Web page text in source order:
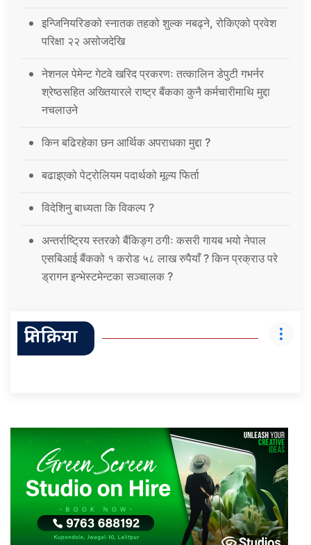
इन्जिनियरिङको स्नातक तहको शुल्क नबढ्ने, रोकिएको प्रवेश
परिक्षा २२ असोजदेखि
नेशनल पेमेन्ट गेटवे खरिद प्रकरणः तत्कालिन डेपुटी गभर्नर
श्रेष्ठसहित अख्तियारले राष्ट्र बैंकका कुनै कर्मचारीमाथि मुद्दा
नचलाउने
किन बढिरहेका छन आर्थिक अपराधका मुद्दा ?
बढाइएको पेट्रोलियम पदार्थको मूल्य फिर्ता
विदेशिनु बाध्यता कि विकल्प ?
अन्तर्राष्ट्रिय स्तरको बैंकिङ्ग ठगीः कसरी गायब भयो नेपाल
एसबिआई बैंकको १ करोड ५८ लाख रुपैयाँ ? किन प्रक्राउ परे
ड्रागन इन्भेस्टमेन्टका सञ्चालक ?
प्रतिक्रिया